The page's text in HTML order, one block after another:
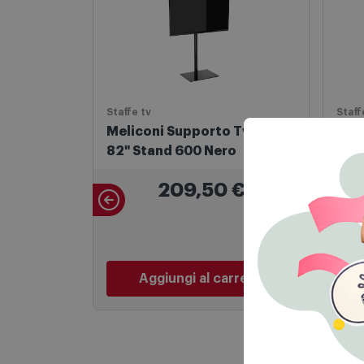
Staffe tv
Meliconi Supporto Tv 50" -